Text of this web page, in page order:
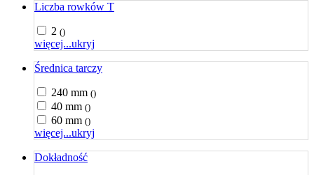
Liczba rowków T
2 ()
więcej...ukryj
Średnica tarczy
240 mm ()
40 mm ()
60 mm ()
więcej...ukryj
Dokładność